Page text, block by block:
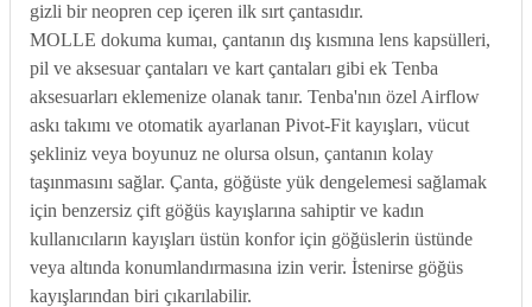
gizli bir neopren cep içeren ilk sırt çantasıdır.
MOLLE dokuma kumaı, çantanın dış kısmına lens kapsülleri,
pil ve aksesuar çantaları ve kart çantaları gibi ek Tenba
aksesuarları eklemenize olanak tanır. Tenba'nın özel Airflow
askı takımı ve otomatik ayarlanan Pivot-Fit kayışları, vücut
şekliniz veya boyunuz ne olursa olsun, çantanın kolay
taşınmasını sağlar. Çanta, göğüste yük dengelemesi sağlamak
için benzersiz çift göğüs kayışlarına sahiptir ve kadın
kullanıcıların kayışları üstün konfor için göğüslerin üstünde
veya altında konumlandırmasına izin verir. İstenirse göğüs
kayışlarından biri çıkarılabilir.